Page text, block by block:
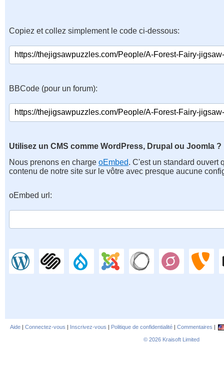
Copiez et collez simplement le code ci-dessous:
BBCode (pour un forum):
Utilisez un CMS comme WordPress, Drupal ou Joomla ?
Nous prenons en charge oEmbed. C'est un standard ouvert
contenu de notre site sur le vôtre avec presque aucune
oEmbed url:
Aide | Connectez-vous | Inscrivez-vous | Politique de confidentialité | Commentaires |
© 2026 Kraisoft Limited